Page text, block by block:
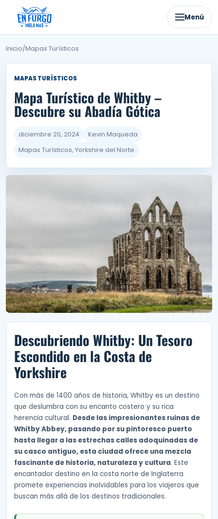
contenido
Menú
Inicio/Mapas Turísticos
MAPAS TURÍSTICOS
Mapa Turístico de Whitby –
Descubre su Abadía Gótica
diciembre 20, 2024
Kevin Maqueda
Mapas Turísticos, Yorkshire del Norte
Descubriendo Whitby: Un Tesoro
Escondido en la Costa de
Yorkshire
Con más de 1400 años de historia, Whitby es un destino
que deslumbra con su encanto costero y su rica
herencia cultural. Desde las impresionantes ruinas de
Whitby Abbey, pasando por su pintoresco puerto
hasta llegar a las estrechas calles adoquinadas de
su casco antiguo, esta ciudad ofrece una mezcla
fascinante de historia, naturaleza y cultura. Este
encantador destino en la costa norte de Inglaterra
promete experiencias inolvidables para los viajeros que
buscan más allá de los destinos tradicionales.